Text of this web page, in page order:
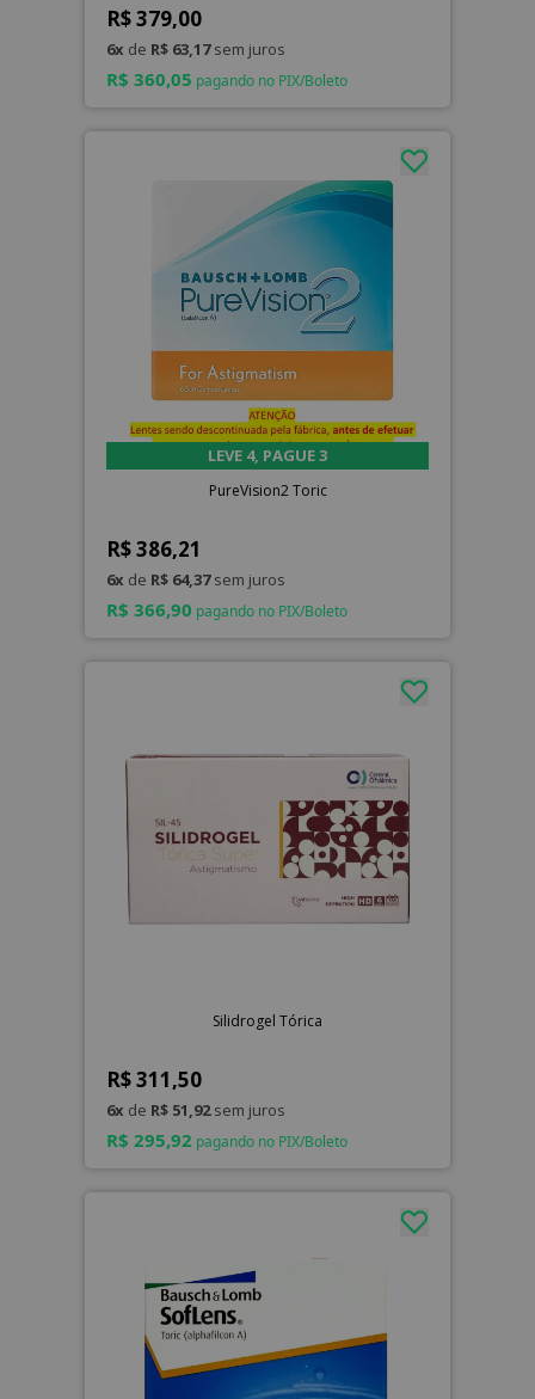
R$ 379,00
6x de R$ 63,17sem juros
R$ 360,05 pagando no PIX/Boleto
LEVE 4, PAGUE 3
PureVision2 Toric
R$ 386,21
6x de R$ 64,37sem juros
R$ 366,90 pagando no PIX/Boleto
Silidrogel Tórica
R$ 311,50
6x de R$ 51,92sem juros
R$ 295,92 pagando no PIX/Boleto